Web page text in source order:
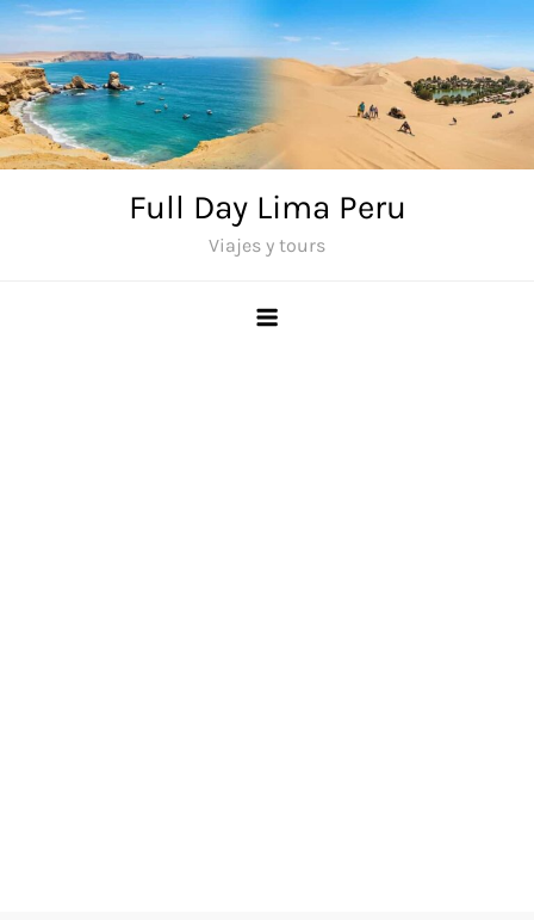
Saltar
al
contenido
Full Day Lima Peru
Viajes y tours